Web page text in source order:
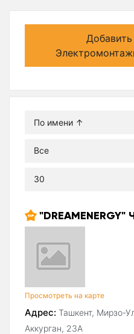
"DREAMENERGY"
Просмотреть на карте
Адрес: Ташкент, Мирзо-
Аккурган, 23А